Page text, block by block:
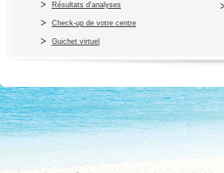
Résultats d'analyses
Check-up de votre centre
Guichet virtuel